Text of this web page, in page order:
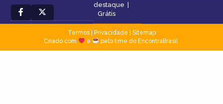
destaque
Grátis
Termos| Privacidade
Sitemap
Criado com
e pelo time do EncontraBrasil